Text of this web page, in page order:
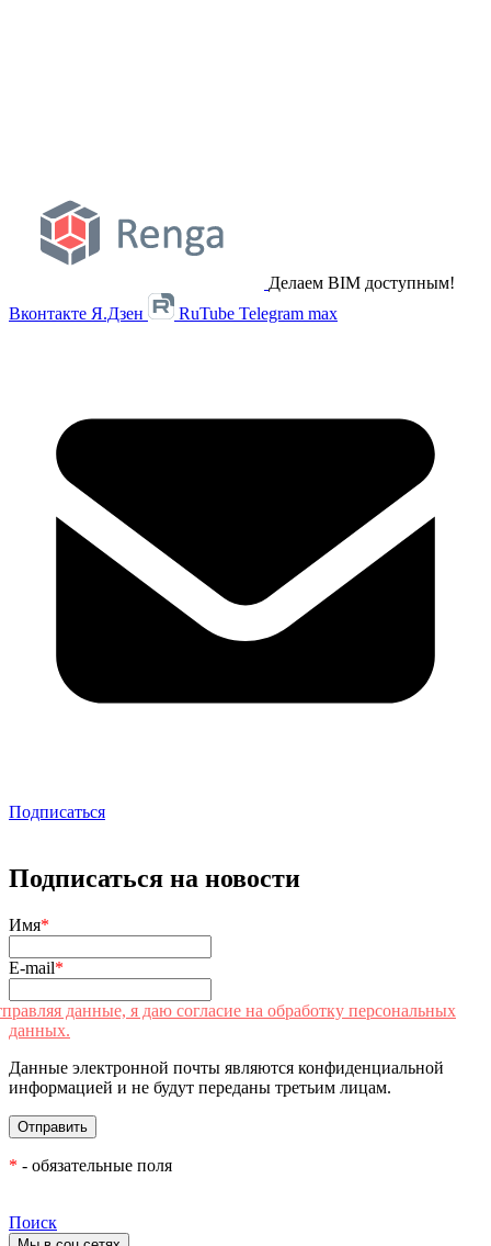
Делаем BIM доступным!
Вконтакте Я.Дзен RuTube Telegram max
Подписаться
Подписаться на новости
Имя*
E-mail*
данные, я даю согласие на обработку персональных
данных.
Данные электронной почты являются конфиденциальной
информацией и не будут переданы третьим лицам.
* - обязательные поля
Поиск